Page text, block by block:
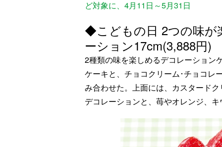
ど対象に、4月11日～5月31日
◆こどもの日 2つの味が
ーション17cm(3,888円)
2種類の味を楽しめるデコレーション
ケーキと、チョコクリーム･チョコレ
み合わせた。上面には、カスタードク
デコレーションと、苺やオレンジ、